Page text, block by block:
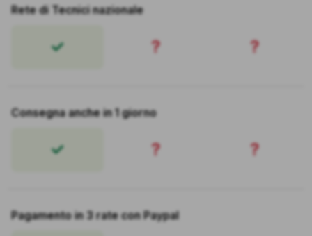
Rete di Tecnici nazionale
? ?
Consegna anche in 1 giorno
? ?
Pagamento in 3 rate con Paypal